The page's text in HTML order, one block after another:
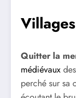
Quitter la
médiévaux
perché sur sa